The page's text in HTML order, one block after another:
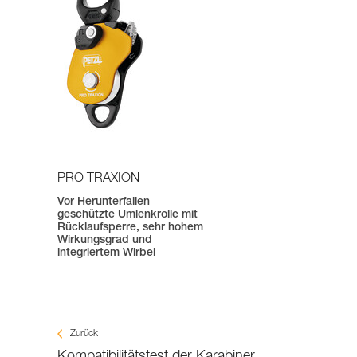
PRO TRAXION
Vor Herunterfallen
geschützte Umlenkrolle mit
Rücklaufsperre, sehr hohem
Wirkungsgrad und
integriertem Wirbel
Zurück